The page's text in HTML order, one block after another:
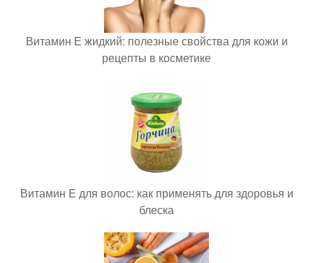
Витамин Е жидкий: полезные свойства для кожи и
рецепты в косметике
Витамин E для волос: как применять для здоровья и
блеска